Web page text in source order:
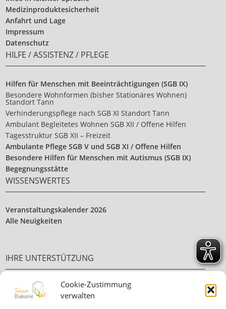
Cookie-Zustimmung
verwalten
Medizinproduktesicherheit
Anfahrt und Lage
Impressum
Datenschutz
HILFE / ASSISTENZ / PFLEGE
Hilfen für Menschen mit Beeinträchtigungen (SGB IX)
Besondere Wohnformen (bisher Stationäres Wohnen)
Standort Tann
Verhinderungspflege nach SGB XI Standort Tann
Ambulant Begleitetes Wohnen SGB XII / Offene Hilfen
Tagesstruktur SGB XII – Freizeit
Ambulante Pflege SGB V und SGB XI / Offene Hilfen
Besondere Hilfen für Menschen mit Autismus (SGB IX)
Begegnungsstätte
WISSENSWERTES
Veranstaltungskalender 2026
Alle Neuigkeiten
IHRE UNTERSTÜTZUNG
Ehrenamt
Ihre Spende